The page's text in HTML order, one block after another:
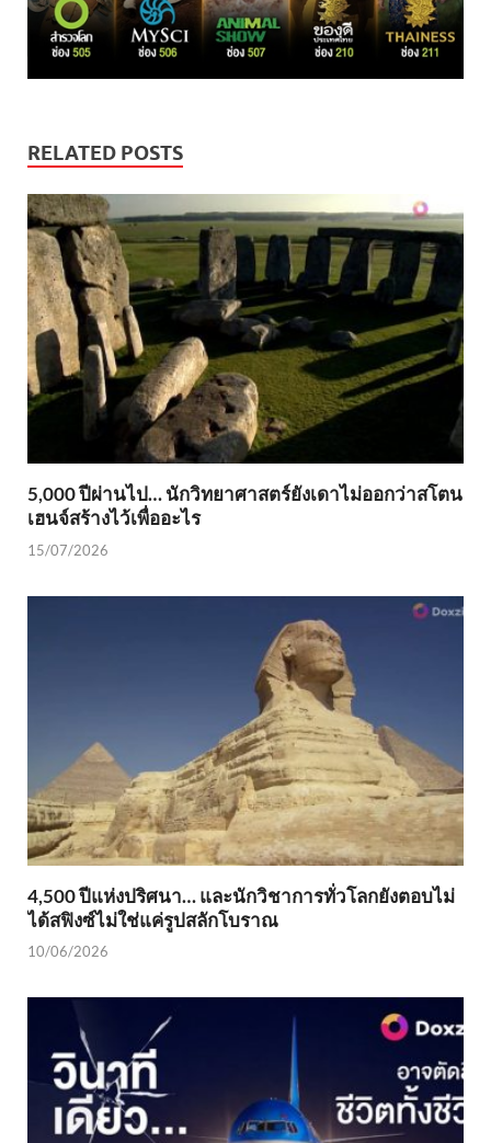
RELATED POSTS
5,000 ปีผ่านไป… นักวิทยาศาสตร์ยังเดาไม่ออกว่าสโตน
เฮนจ์สร้างไว้เพื่ออะไร
15/07/2026
4,500 ปีแห่งปริศนา… และนักวิชาการทั่วโลกยังตอบไม่
ได้สฟิงซ์ไม่ใช่แค่รูปสลักโบราณ
10/06/2026